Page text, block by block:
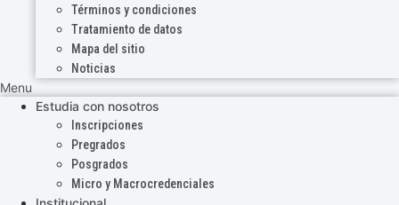
Términos y condiciones
Tratamiento de datos
Mapa del sitio
Noticias
Menu
Estudia con nosotros
Inscripciones
Pregrados
Posgrados
Micro y Macrocredenciales